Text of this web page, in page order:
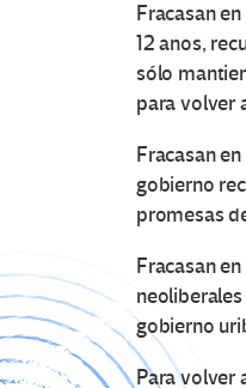
Fracasan
12 anos,
sólo
para volver
Fracasan
gobierno
promesas
Fracasan
gobierno
Para volver